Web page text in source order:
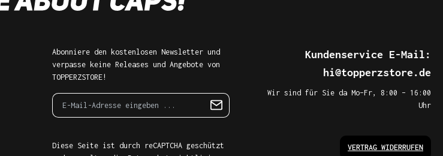
Abonniere den kostenlosen Newsletter und
verpasse keine Releases und Angebote von
TOPPERZSTORE!
Diese Seite ist durch reCAPTCHA geschützt
Kundenservice E-Mail:
hi@topperzstore.de
Wir sind für Sie da Mo–Fr, 8:00 – 16:00
Uhr
VERTRAG WIDERRUFEN